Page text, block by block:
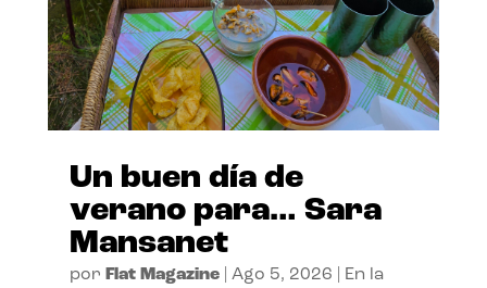
Un buen día de
verano para… Sara
Mansanet
por Flat Magazine| Ago 5, 2026
En la